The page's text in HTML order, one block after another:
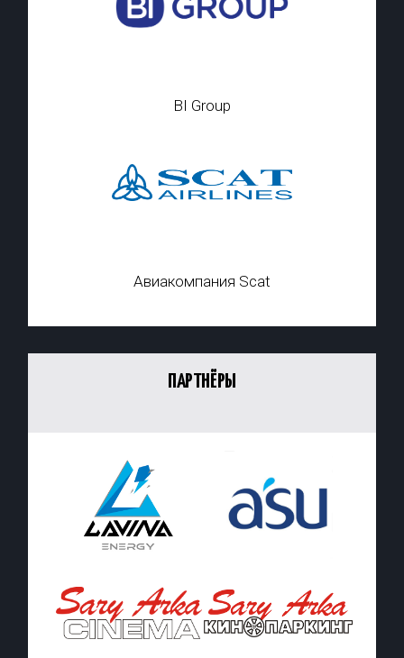
BI Group
Авиакомпания Scat
ПАРТНЁРЫ